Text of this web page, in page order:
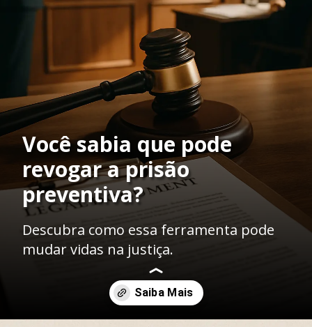
Você sabia que pode
revogar a prisão
preventiva?
Descubra como essa ferramenta pode
mudar vidas na justiça.